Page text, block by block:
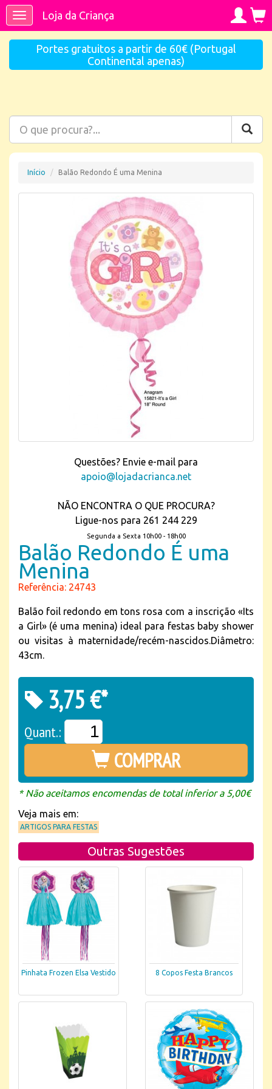
ToggleLoja da Criança
Portes gratuitos a partir de 60€ (Portugal
Continental apenas)
Início Balão Redondo É uma Menina
Questões? Envie e-mail para
apoio@lojadacrianca.net
NÃO ENCONTRA O QUE PROCURA?
Ligue-nos para 261 244 229
Segunda a Sexta 10h00 - 18h00
Balão Redondo É uma
Menina
Referência: 24743
Balão foil redondo em tons rosa com a inscrição «Its
a Girl» (é uma menina) ideal para festas baby shower
ou visitas à maternidade/recém-nascidos.Diâmetro:
43cm.
3,75 €*
Quant.:
COMPRAR
* Não aceitamos encomendas de total inferior a 5,00€
Veja mais em:
ARTIGOS PARA FESTAS
Outras Sugestões
Pinhata Frozen Elsa Vestido 8 Copos Festa Brancos